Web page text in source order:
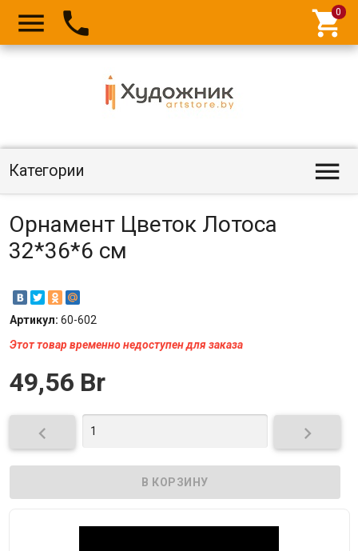
  
Категории 
Орнамент Цветок Лотоса
32*36*6 см
Артикул: 60-602
Этот товар временно недоступен для заказа
49,56 Br
 